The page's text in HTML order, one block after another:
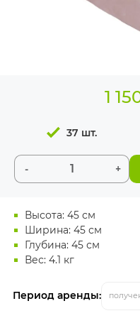
Высота: 45 см
Ширина: 45 см
Глубина: 45 см
Вес: 4.1 кг
Период аренды:
1
- +
37 шт.